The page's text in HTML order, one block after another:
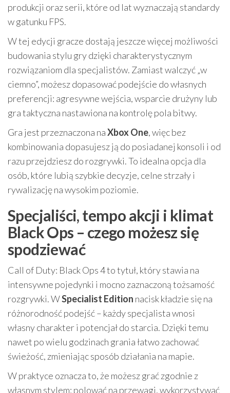
produkcji oraz serii, które od lat wyznaczają standardy
w gatunku FPS.
W tej edycji gracze dostają jeszcze więcej możliwości
budowania stylu gry dzięki charakterystycznym
rozwiązaniom dla specjalistów. Zamiast walczyć „w
ciemno”, możesz dopasować podejście do własnych
preferencji: agresywne wejścia, wsparcie drużyny lub
gra taktyczna nastawiona na kontrolę pola bitwy.
Gra jest przeznaczona naXbox One, więc bez
kombinowania dopasujesz ją do posiadanej konsoli i od
razu przejdziesz do rozgrywki. To idealna opcja dla
osób, które lubią szybkie decyzje, celne strzały i
rywalizację na wysokim poziomie.
Specjaliści, tempo akcji i klimat
Black Ops – czego możesz się
spodziewać
Call of Duty: Black Ops 4 to tytuł, który stawia na
intensywne pojedynki i mocno zaznaczoną tożsamość
rozgrywki. WSpecialist Edition nacisk kładzie się na
różnorodność podejść – każdy specjalista wnosi
własny charakter i potencjał do starcia. Dzięki temu
nawet po wielu godzinach grania łatwo zachować
świeżość, zmieniając sposób działania na mapie.
W praktyce oznacza to, że możesz grać zgodnie z
własnym stylem: polować na przewagi, wykorzystywać